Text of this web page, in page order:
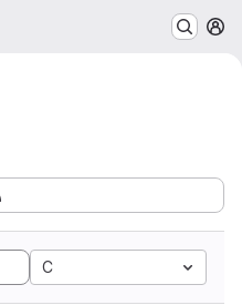
C